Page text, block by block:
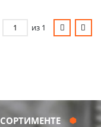
из 1